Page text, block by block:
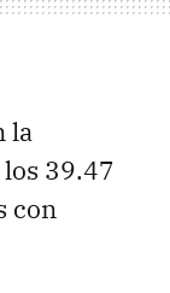
la
39.47
con